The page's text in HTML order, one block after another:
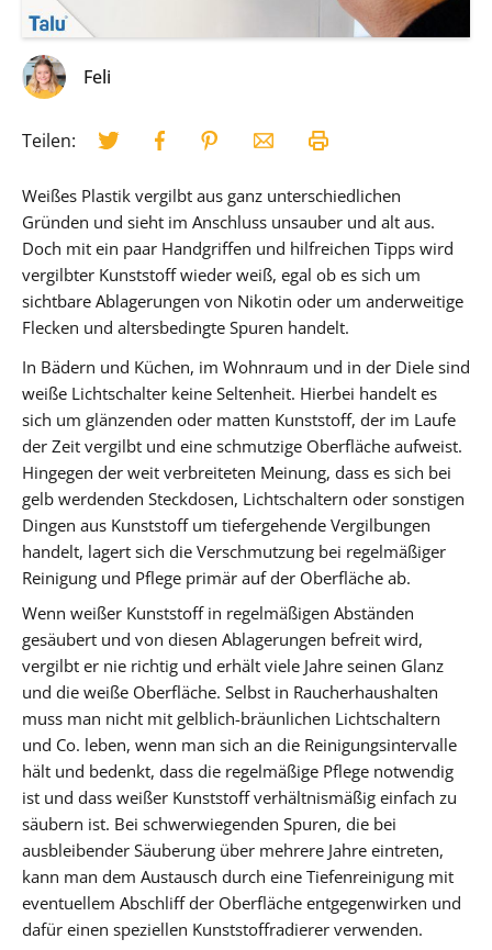
Feli
Teilen:
Weißes Plastik vergilbt aus ganz unterschiedlichen
Gründen und sieht im Anschluss unsauber und alt aus.
Doch mit ein paar Handgriffen und hilfreichen Tipps wird
vergilbter Kunststoff wieder weiß, egal ob es sich um
sichtbare Ablagerungen von Nikotin oder um anderweitige
Flecken und altersbedingte Spuren handelt.
In Bädern und Küchen, im Wohnraum und in der Diele sind
weiße Lichtschalter keine Seltenheit. Hierbei handelt es
sich um glänzenden oder matten Kunststoff, der im Laufe
der Zeit vergilbt und eine schmutzige Oberfläche aufweist.
Hingegen der weit verbreiteten Meinung, dass es sich bei
gelb werdenden Steckdosen, Lichtschaltern oder sonstigen
Dingen aus Kunststoff um tiefergehende Vergilbungen
handelt, lagert sich die Verschmutzung bei regelmäßiger
Reinigung und Pflege primär auf der Oberfläche ab.
Wenn weißer Kunststoff in regelmäßigen Abständen
gesäubert und von diesen Ablagerungen befreit wird,
vergilbt er nie richtig und erhält viele Jahre seinen Glanz
und die weiße Oberfläche. Selbst in Raucherhaushalten
muss man nicht mit gelblich-bräunlichen Lichtschaltern
und Co. leben, wenn man sich an die Reinigungsintervalle
hält und bedenkt, dass die regelmäßige Pflege notwendig
ist und dass weißer Kunststoff verhältnismäßig einfach zu
säubern ist. Bei schwerwiegenden Spuren, die bei
ausbleibender Säuberung über mehrere Jahre eintreten,
kann man dem Austausch durch eine Tiefenreinigung mit
eventuellem Abschliff der Oberfläche entgegenwirken und
dafür einen speziellen Kunststoffradierer verwenden.